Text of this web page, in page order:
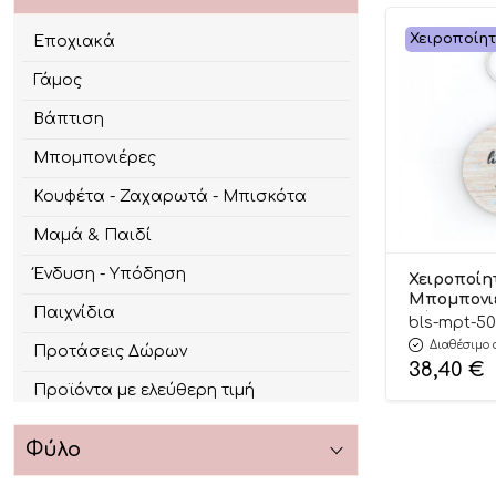
Εποχιακά
Γάμος
Βάπτιση
Μπομπονιέρες
Κουφέτα - Ζαχαρωτά - Μπισκότα
Μαμά & Παιδί
Ένδυση - Υπόδηση
Παιχνίδια
Προτάσεις Δώρων
Προϊόντα με ελεύθερη τιμή
Φύλο
Βάπτισης
Μπρελόκ Little Star για
Αγόρι ΜΠΤ-
Π:7cm)
bls-mpt-
Διαθέσιμο
38,40 €